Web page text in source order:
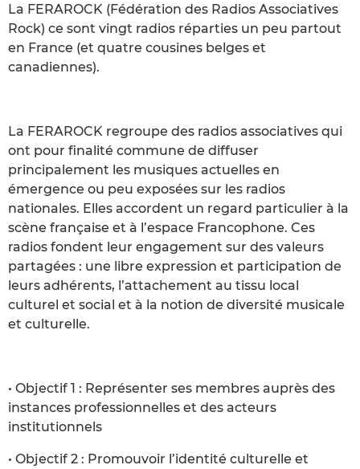
La FERAROCK (Fédération des Radios Associatives
Rock) ce sont vingt radios réparties un peu partout
en France (et quatre cousines belges et
canadiennes).
La FERAROCK regroupe des radios associatives qui
ont pour finalité commune de diffuser
principalement les musiques actuelles en
émergence ou peu exposées sur les radios
nationales. Elles accordent un regard particulier à la
scène française et à l’espace Francophone. Ces
radios fondent leur engagement sur des valeurs
partagées : une libre expression et participation de
leurs adhérents, l’attachement au tissu local
culturel et social et à la notion de diversité musicale
et culturelle.
• Objectif 1 : Représenter ses membres auprès des
instances professionnelles et des acteurs
institutionnels
• Objectif 2 : Promouvoir l’identité culturelle et